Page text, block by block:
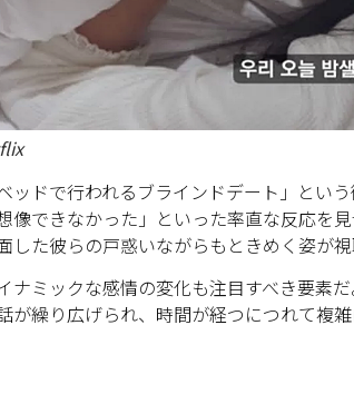
ッドで行われるブラインドデート」とい
像できなかった」といった率直な反応を
した彼らの戸惑いながらもときめく姿が
ナミックな感情の変化も注目すべき要素
が繰り広げられ、時間が経つにつれて複